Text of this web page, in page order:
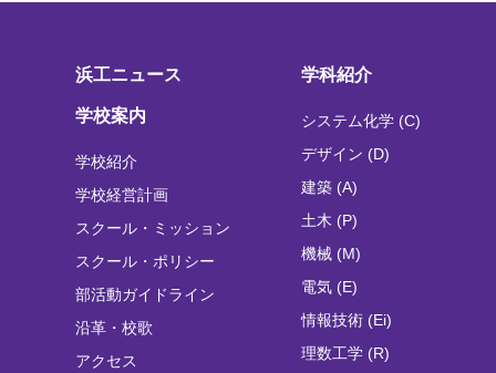
浜工ニュース
学校案内
学校紹介
学校経営計画
スクール・ミッション
スクール・ポリシー
部活動ガイドライン
沿革・校歌
アクセス
学科紹介
システム化学 (C)
デザイン (D)
建築 (A)
土木 (P)
機械 (M)
電気 (E)
情報技術 (Ei)
理数工学 (R)